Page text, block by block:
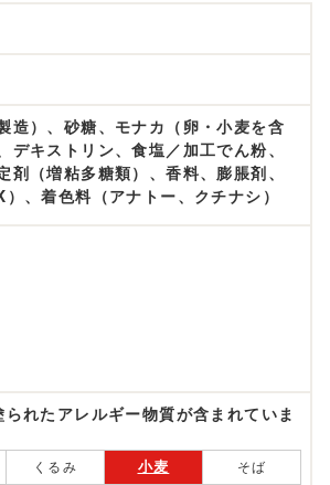
造）、砂糖、モナカ（卵・小麦を含
デキストリン、食塩／加工でん粉、
剤（増粘多糖類）、香料、膨脹剤、
、着色料（アナトー、クチナシ）
られたアレルギー物質が含まれていま
くるみ 小麦 そば